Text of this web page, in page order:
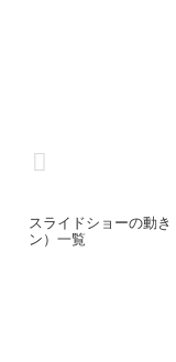
スライドショーの動き
ン）一覧